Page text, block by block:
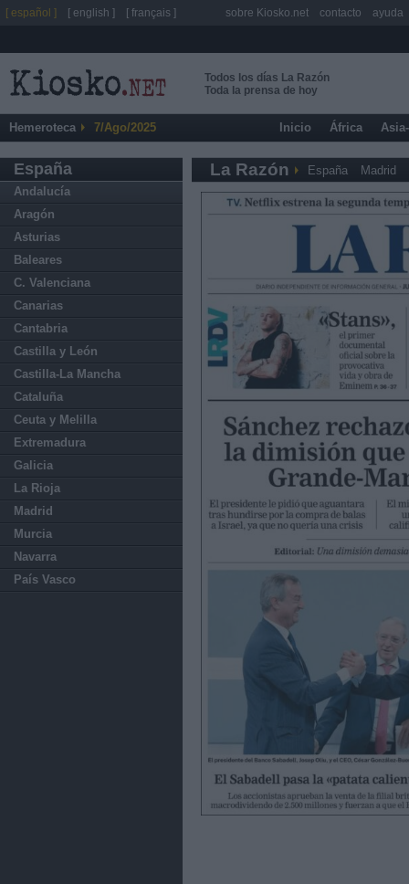
Todos los días La Razón
Toda la prensa de hoy
Hemeroteca 7/Ago/2025 Inicio África
España
Andalucía
Aragón
Asturias
Baleares
C. Valenciana
Canarias
Cantabria
Castilla y León
Castilla-La Mancha
Cataluña
Ceuta y Melilla
Extremadura
Galicia
La Rioja
Madrid
Murcia
Navarra
País Vasco
La Razón España Madrid
[ español ] [ english ] [ français ] sobre Kiosko.net contacto ayuda